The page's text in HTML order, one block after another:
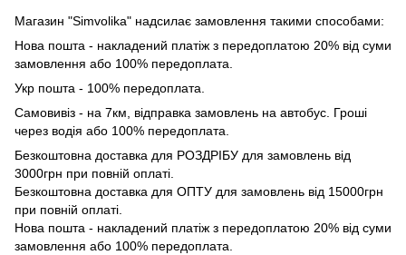
Магазин "Simvolika" надсилає замовлення такими способами:
Нова пошта - накладений платіж з передоплатою 20% від суми
замовлення або 100% передоплата.
Укр пошта - 100% передоплата.
Самовивіз - на 7км, відправка замовлень на автобус. Гроші
через водія або 100% передоплата.
Безкоштовна доставка для РОЗДРІБУ для замовлень від
3000грн при повній оплаті.
Безкоштовна доставка для ОПТУ для замовлень від 15000грн
при повній оплаті.
Нова пошта - накладений платіж з передоплатою 20% від суми
замовлення або 100% передоплата.